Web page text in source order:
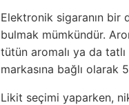
Elektronik sigaranın bir
bulmak mümkündür.
tütün aromalı ya da
markasına bağlı olarak
Likit seçimi yaparken,